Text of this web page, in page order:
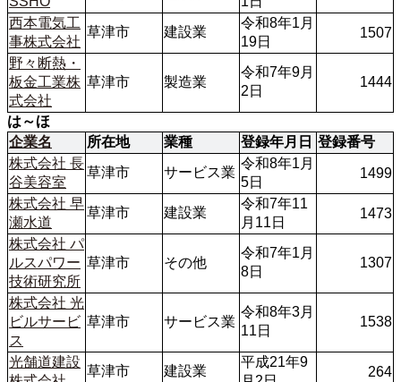
西本電気工
事株式会社
草津市 建設業
令和8年1月
19日
1507
野々断熱・
板金工業株
式会社
草津市 製造業
令和7年9月
2日
1444
は～ほ
企業名
所在地 業種 登録年月日 登録番号
株式会社 長
谷美容室
草津市 サービス業
令和8年1月
5日
1499
株式会社 早
瀬水道
草津市 建設業
令和7年11
月11日
1473
株式会社 パ
ルスパワー
技術研究所
草津市 その他
令和7年1月
8日
1307
株式会社 光
ビルサービ
ス
草津市 サービス業
令和8年3月
11日
1538
光舗道建設
草津市 建設業
平成21年9
264